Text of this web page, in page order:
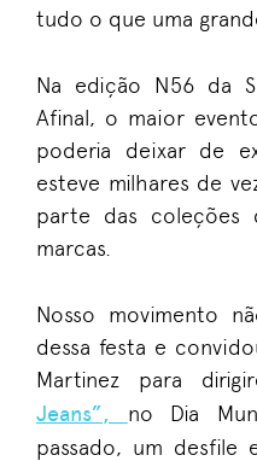
tudo o que uma
Na edição N56 da
Afinal, o maior
poderia deixar de
esteve milhares de
parte das coleções
marcas.
Nosso movimento
dessa festa e
Martinez para
Jeans”, no Dia
passado, um desfile